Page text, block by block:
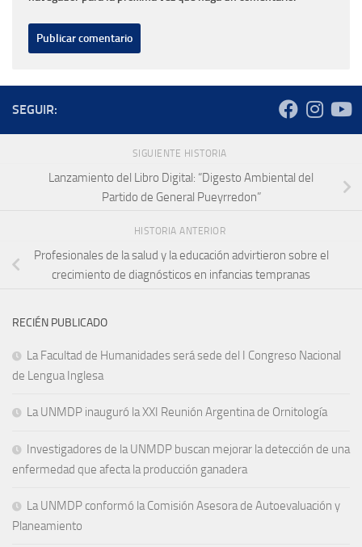
SEGUIR:
SIGUIENTE HISTORIA
Lanzamiento del Libro Digital: “Digesto Ambiental del
Partido de General Pueyrredon”
HISTORIA ANTERIOR
Profesionales de la salud y la educación advirtieron sobre el
crecimiento de diagnósticos en infancias tempranas
RECIÉN PUBLICADO
La Facultad de Humanidades será sede del I Congreso Nacional
de Lengua Inglesa
La UNMDP inauguró la XXI Reunión Argentina de Ornitología
Investigadores de la UNMDP buscan mejorar la detección de una
enfermedad que afecta la producción ganadera
La UNMDP conformó la Comisión Asesora de Autoevaluación y
Planeamiento